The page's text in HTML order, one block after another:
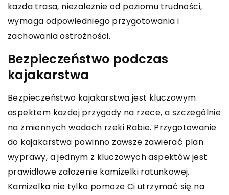
każda trasa, niezależnie od poziomu trudności,
wymaga odpowiedniego przygotowania i
zachowania ostrożności.
Bezpieczeństwo podczas
kajakarstwa
Bezpieczeństwo kajakarstwa jest kluczowym
aspektem każdej przygody na rzece, a szczególnie
na zmiennych wodach rzeki Rabie. Przygotowanie
do kajakarstwa powinno zawsze zawierać plan
wyprawy, a jednym z kluczowych aspektów jest
prawidłowe założenie kamizelki ratunkowej.
Kamizelka nie tylko pomoże Ci utrzymać się na